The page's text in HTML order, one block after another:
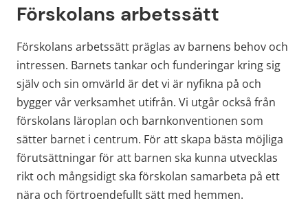
Förskolans arbetssätt
Förskolans arbetssätt präglas av barnens behov och
intressen. Barnets tankar och funderingar kring sig
själv och sin omvärld är det vi är nyfikna på och
bygger vår verksamhet utifrån. Vi utgår också från
förskolans läroplan och barnkonventionen som
sätter barnet i centrum. För att skapa bästa möjliga
förutsättningar för att barnen ska kunna utvecklas
rikt och mångsidigt ska förskolan samarbeta på ett
nära och förtroendefullt sätt med hemmen.